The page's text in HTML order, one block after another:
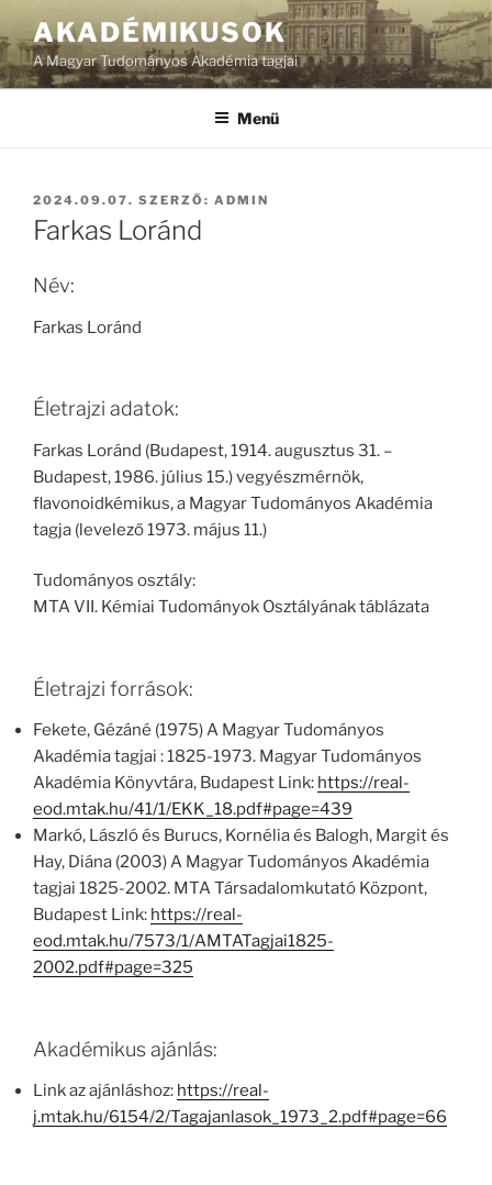
AKADÉMIKUSOK
A Magyar Tudományos Akadémia tagjai
Menü
BEKÜLDVE:
2024.09.07. SZERZŐ: ADMIN
Farkas Loránd
Név:
Farkas Loránd
Életrajzi adatok:
Farkas Loránd (Budapest, 1914. augusztus 31. –
Budapest, 1986. július 15.) vegyészmérnök,
flavonoidkémikus, a Magyar Tudományos Akadémia
tagja (levelező 1973. május 11.)
Tudományos osztály:
MTA VII. Kémiai Tudományok Osztályának táblázata
Életrajzi források:
Fekete, Gézáné (1975) A Magyar Tudományos
Akadémia tagjai : 1825-1973. Magyar Tudományos
Akadémia Könyvtára, Budapest Link: https://real-
eod.mtak.hu/41/1/EKK_18.pdf#page=439
Markó, László és Burucs, Kornélia és Balogh, Margit és
Hay, Diána (2003) A Magyar Tudományos Akadémia
tagjai 1825-2002. MTA Társadalomkutató Központ,
Budapest Link: https://real-
eod.mtak.hu/7573/1/AMTATagjai1825-
2002.pdf#page=325
Akadémikus ajánlás:
Link az ajánláshoz: https://real-
j.mtak.hu/6154/2/Tagajanlasok_1973_2.pdf#page=66